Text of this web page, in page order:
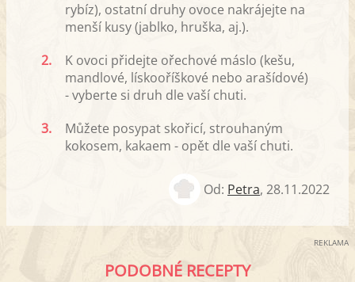
rybíz), ostatní druhy ovoce nakrájejte na
menší kusy (jablko, hruška, aj.).
2.
K ovoci přidejte ořechové máslo (kešu,
mandlové, lískooříškové nebo arašídové)
- vyberte si druh dle vaší chuti.
3.
Můžete posypat skořicí, strouhaným
kokosem, kakaem - opět dle vaší chuti.
Od: Petra, 28.11.2022
REKLAMA
PODOBNÉ RECEPTY